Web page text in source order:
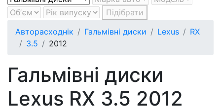
Підібрати
Авторасходнік
Гальмівні диски Lexus
RX
3.5
2012
Гальмівні диски
Lexus RX 3.5 2012